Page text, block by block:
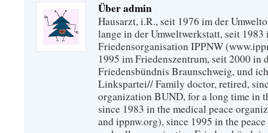
Über admin
Hausarzt, i.R., seit 1976 im der
lange in der Umweltwerkstatt, seit
Friedensorganisation IPPNW
1995 im Friedenszentrum, seit 2000 in
Friedensbündnis Braunschweig, und
Linkspartei// Family doctor, retired,
organization BUND, for a long time in
since 1983 in the medical peace
and ippnw.org), since 1995 in the